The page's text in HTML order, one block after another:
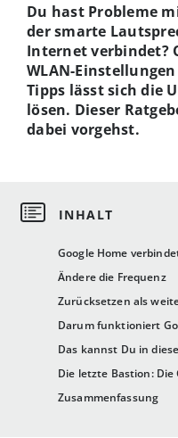
Google Home
Ändere die Frequenz
Zurücksetzen als
Darum funktioniert
Das kannst Du in
Die letzte Bastion: Die
Zusammenfassung
Du hast Probleme
der smarte
Internet verbindet?
WLAN-
Tipps lässt sich die
lösen. Dieser
dabei vorgehst.